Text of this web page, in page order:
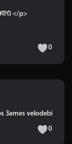
</p>
0
3ames velodebi
0